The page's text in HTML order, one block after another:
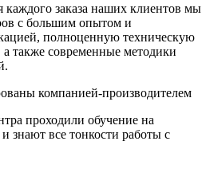
заказа наших клиентов мы
с большим опытом и
полноценную техническую
также современные методики
компанией-производителем
проходили обучение на
знают все тонкости работы с